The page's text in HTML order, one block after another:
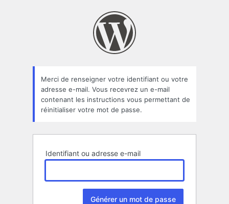
oublié
Merci de renseigner votre identifiant ou votre
adresse e-mail. Vous recevrez un e-mail
contenant les instructions vous permettant de
réinitialiser votre mot de passe.
Identifiant ou adresse e-mail